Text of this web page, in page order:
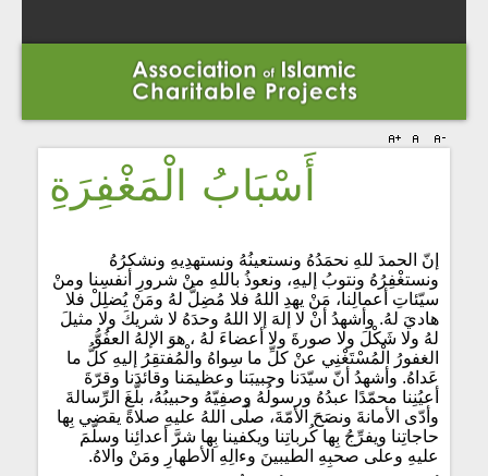
أَسْبَابُ الْمَغْفِرَةِ
إنّ الحمدَ للهِ نحمَدُهُ ونستعينُهُ ونستهدِيهِ ونشكرُهُ
ونستغْفِرُهُ ونتوبُ إليهِ، ونعوذُ باللهِ منْ شرورِ أنفسِنا ومنْ
سيّئاتِ أعمالِنا، مَنْ يهدِ اللهُ فلا مُضِلَّ لهُ ومَنْ يُضلِلْ فلا
هاديَ لهُ. وأشهدُ أنْ لا إلهَ إلا اللهُ وحدَهُ لا شريكَ ولا مثيلَ
لهُ ولا شَكْلَ ولا صورةَ ولا أعضاءَ لهُ ، هوَ الإلهُ العفُوُّ
الغفورُ الْمُسْتَغْنِي عنْ كلِّ ما سِواهُ والْمُفتقِرُ إليهِ كلُّ ما
عَداهُ. وأشهدُ أنّ سيّدَنا وحبيبَنا وعظيمَنا وقائدَنا وقرّةَ
أعيُنِنا محمّدًا عبدُهُ ورسولُهُ وصفِيّهُ وحبيبُهُ، بلّغَ الرِّسالةَ
وأدّى الأمانةَ ونصَحَ الأمّةَ، صلّى اللهُ عليهِ صلاةً يقضي بِها
حاجاتِنا ويفرِّجُ بِها كُرباتِنا ويكفينا بِها شرَّ أعدائِنا وسلَّمَ
عليهِ وعلى صحبِهِ الطيبينَ وءالِهِ الأطهارِ ومَنْ والاهُ.